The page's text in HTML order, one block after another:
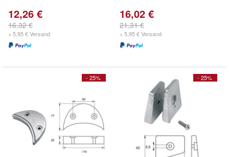
12,26 €
16,32 €
+ 5,95 € Versand
16,02 €
21,31 €
+ 5,95 € Versand
- 25% - 25%